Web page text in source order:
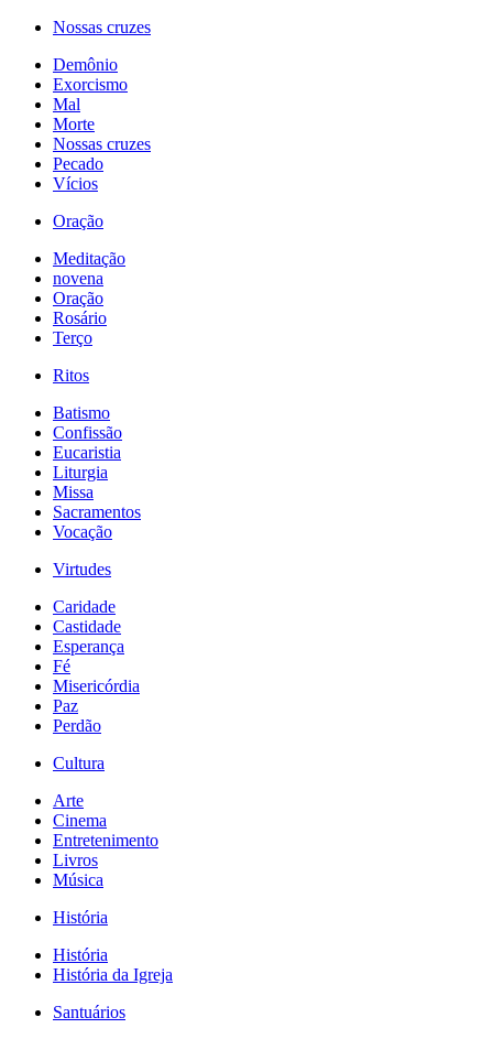
Nossas cruzes
Demônio
Exorcismo
Mal
Morte
Nossas cruzes
Pecado
Vícios
Oração
Meditação
novena
Oração
Rosário
Terço
Ritos
Batismo
Confissão
Eucaristia
Liturgia
Missa
Sacramentos
Vocação
Virtudes
Caridade
Castidade
Esperança
Fé
Misericórdia
Paz
Perdão
Cultura
Arte
Cinema
Entretenimento
Livros
Música
História
História
História da Igreja
Santuários